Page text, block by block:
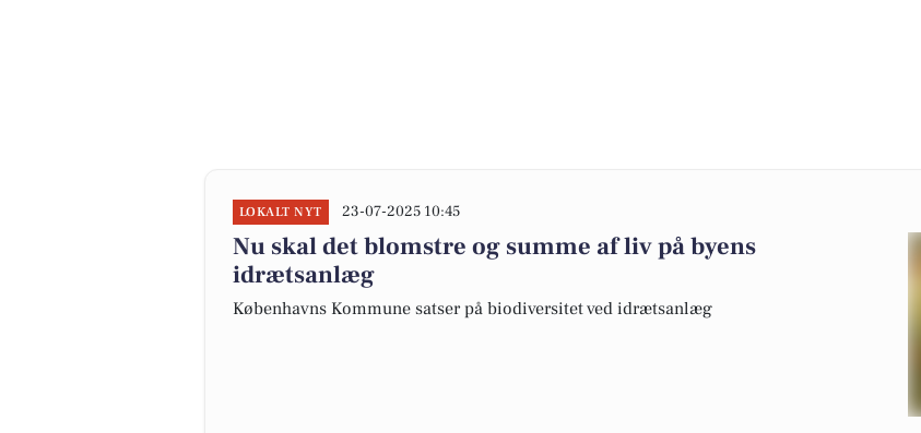
LOKALT NYT 23-07-2025 10:45
Nu skal det blomstre og summe af liv på byens
idrætsanlæg
Københavns Kommune satser på biodiversitet ved idrætsanlæg